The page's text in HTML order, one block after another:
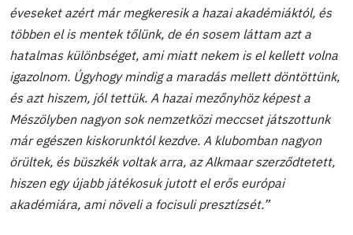
éveseket azért már megkeresik a hazai akadémiáktól, és
többen el is mentek tőlünk, de én sosem láttam azt a
hatalmas különbséget, ami miatt nekem is el kellett volna
igazolnom. Úgyhogy mindig a maradás mellett döntöttünk,
és azt hiszem, jól tettük. A hazai mezőnyhöz képest a
Mészölyben nagyon sok nemzetközi meccset játszottunk
már egészen kiskorunktól kezdve. A klubomban nagyon
örültek, és büszkék voltak arra, az Alkmaar szerződtetett,
hiszen egy újabb játékosuk jutott el erős európai
akadémiára, ami növeli a focisuli presztízsét.”